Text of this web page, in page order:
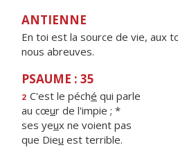
ANTIENNE
En toi est la source de vie, aux
nous abreuves.
PSAUME : 35
2 C'est le péché qui parle
au cœur de l'impie ; *
ses yeux ne voient pas
que Dieu est terrible.